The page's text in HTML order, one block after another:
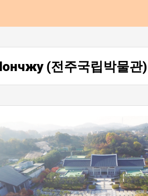
(전주국립박물관)